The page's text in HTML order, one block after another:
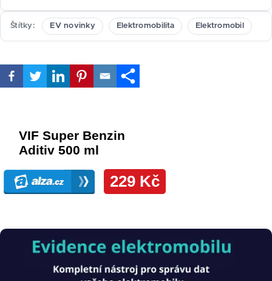
Štítky EV novinky Elektromobilita Elektromobil
Obrázek